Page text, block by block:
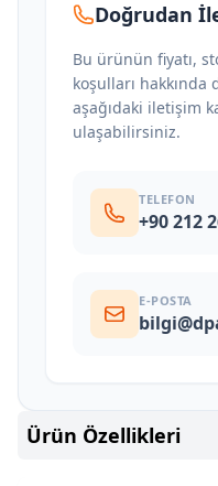
Doğrudan
Bu ürünün fiyatı,
koşulları
aşağıdaki iletişim
ulaşabilirsiniz.
TELEFON
+90 212
E-POSTA
Ürün Özellikleri